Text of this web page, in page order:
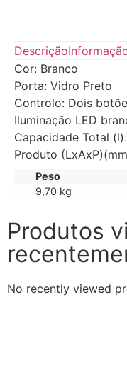
Descrição
Cor: Branco
Porta: Vidro Preto
Controlo: Dois
Iluminação LED
Capacidade Total
Produto
Peso
9,70 kg
Produtos
No recently viewed